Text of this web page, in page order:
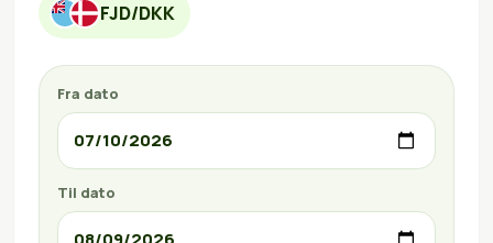
FJD/DKK
Fra dato
Til dato